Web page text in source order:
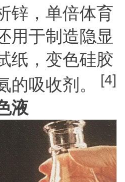
锌，单倍体育
用于制造隐显
纸，变色硅胶
的吸收剂。
[4]
液